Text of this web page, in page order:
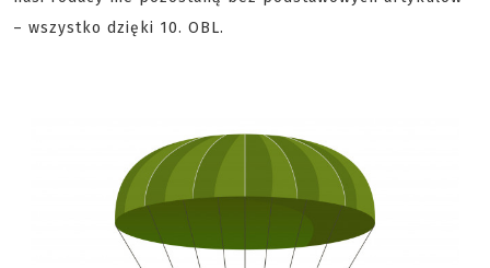
– wszystko dzięki 10. OBL.